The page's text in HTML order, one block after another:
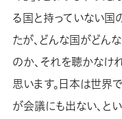
る国と持っていない国
たが、どんな国がどん
のか、それを聴かなけ
思います。日本は世界
が会議にも出ない、と